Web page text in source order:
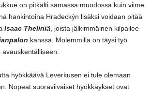
on pitkälti samassa muodossa kuin viime
hankintoina Hradeckýn lisäksi voidaan pitää
Isaac Theliniä , joista jälkimmäinen kilpailee
kanssa. Molemmilla on täysi työ
hyökkäävä Leverkusen ei tule olemaan
Nopeat suoraviivaiset hyökkäykset ovat